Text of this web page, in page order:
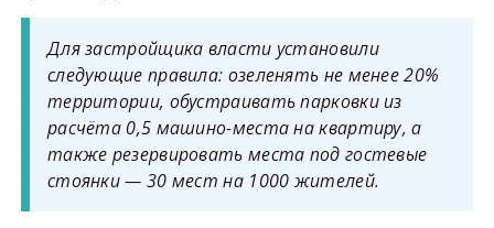
Для застройщика власти установили
следующие правила: озеленять не менее 20%
территории, обустраивать парковки из
расчёта 0,5 машино-места на квартиру, а
также резервировать места под гостевые
стоянки — 30 мест на 1000 жителей.